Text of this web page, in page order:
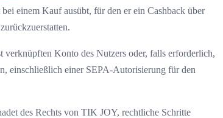
einem Kauf ausübt, für den er ein Cashback über
Konto des Nutzers oder, falls erforderlich,
einschließlich einer SEPA-Autorisierung für den
des Rechts von TIK JOY, rechtliche Schritte